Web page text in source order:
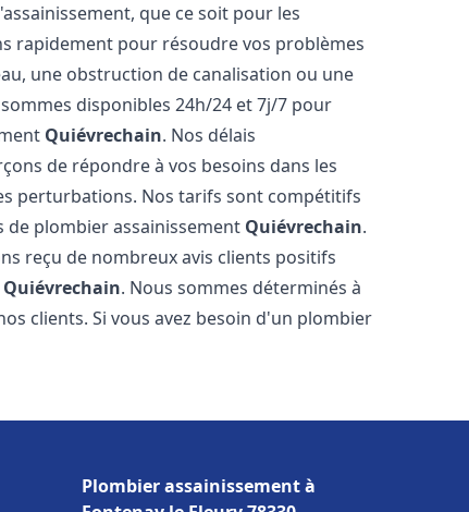
que ce soit pour les
rapidement pour résoudre vos problèmes
une obstruction de canalisation ou une
disponibles 24h/24 et 7j/7 pour
Quiévrechain. Nos délais
de répondre à vos besoins dans les
perturbations. Nos tarifs sont compétitifs
plombier assainissement Quiévrechain.
reçu de nombreux avis clients positifs
Quiévrechain. Nous sommes déterminés à
clients. Si vous avez besoin d'un plombier
Plombier assainissement à